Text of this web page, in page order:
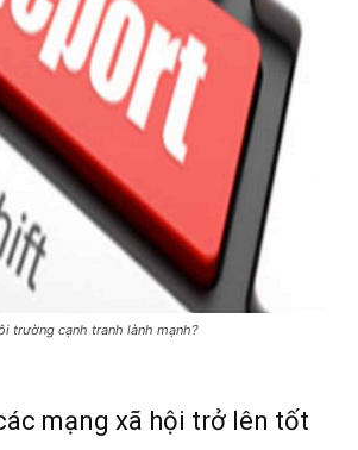
trường cạnh tranh lành mạnh?
mạng xã hội trở lên tốt